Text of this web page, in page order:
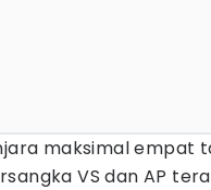
maksimal empat
VS dan AP